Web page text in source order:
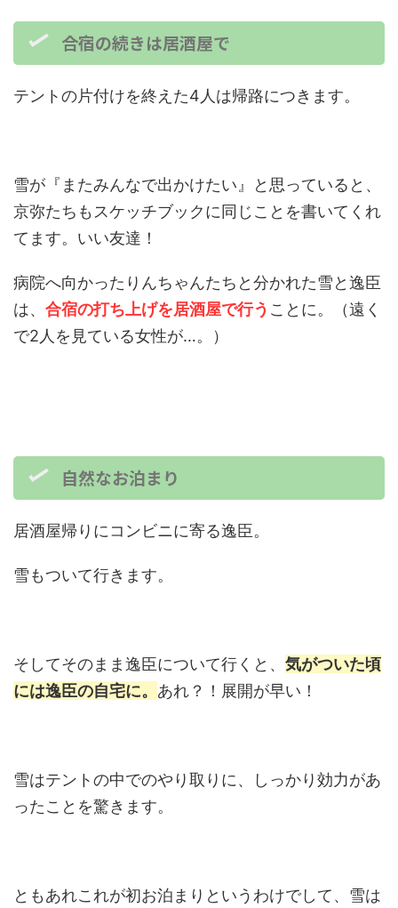
合宿の続きは居酒屋で
テントの片付けを終えた4人は帰路につきます。
雪が『またみんなで出かけたい』と思っていると、
京弥たちもスケッチブックに同じことを書いてくれ
てます。いい友達！
病院へ向かったりんちゃんたちと分かれた雪と逸臣
は、 合宿の打ち上げを居酒屋で行う ことに。（遠く
で2人を見ている女性が…。）
自然なお泊まり
居酒屋帰りにコンビニに寄る逸臣。
雪もついて行きます。
そしてそのまま逸臣について行くと、 気がついた頃
には逸臣の自宅に。 あれ？！展開が早い！
雪はテントの中でのやり取りに、しっかり効力があ
ったことを驚きます。
ともあれこれが初お泊まりというわけでして、雪は